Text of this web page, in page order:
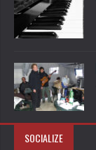
SOCIALIZE